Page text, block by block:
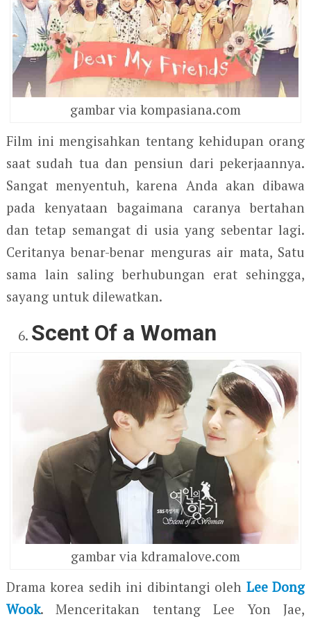
gambar via kompasiana.com
Film ini mengisahkan tentang kehidupan orang
saat sudah tua dan pensiun dari pekerjaannya.
Sangat menyentuh, karena Anda akan dibawa
pada kenyataan bagaimana caranya bertahan
dan tetap semangat di usia yang sebentar lagi.
Ceritanya benar-benar menguras air mata, Satu
sama lain saling berhubungan erat sehingga,
sayang untuk dilewatkan.
Scent Of a Woman
gambar via kdramalove.com
Drama korea sedih ini dibintangi oleh Lee Dong
Wook. Menceritakan tentang Lee Yon Jae,